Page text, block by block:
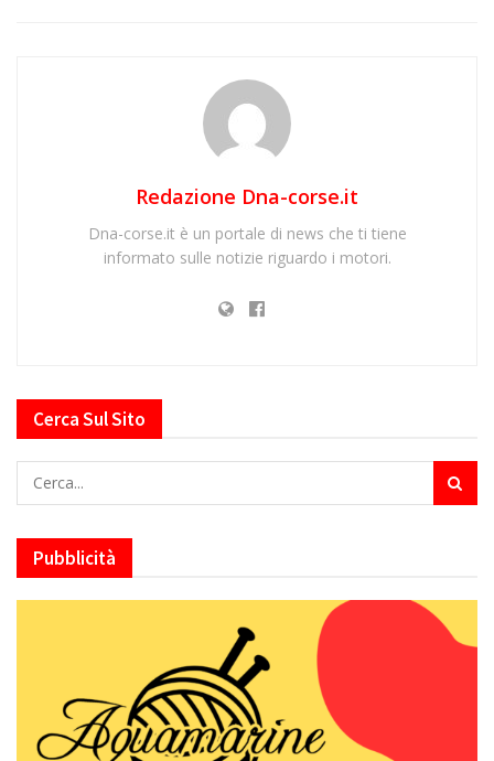
Redazione Dna-corse.it
Dna-corse.it è un portale di news che ti tiene
informato sulle notizie riguardo i motori.
Cerca Sul Sito
Pubblicità